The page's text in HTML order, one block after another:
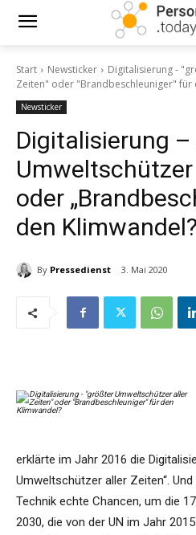
Start Newsticker
Digitalisierung -
Zeiten" oder "Brandbeschleuniger" für
Newsticker
Digitalisierung –
Umweltschützer
oder
den Klimwandel?
By Pressedienst 3. Mai 2020
erklärte im Jahr 2016 die
Umweltschützer aller Zeiten“.
Technik echte Chancen, um die
2030, die von der UN im Jahr